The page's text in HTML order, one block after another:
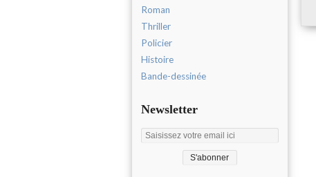
Roman
Thriller
Policier
Histoire
Bande-dessinée
Newsletter